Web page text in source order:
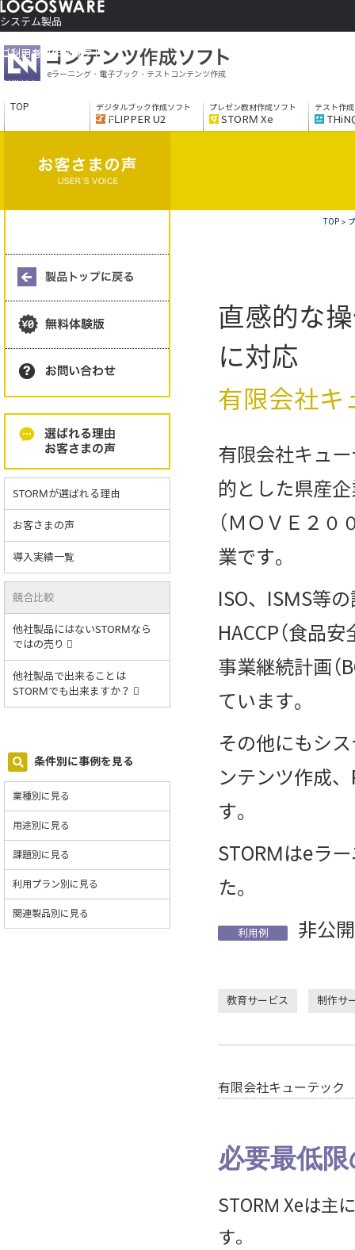
システム製品
コンテンツ作成ソフト
ソリューションサービス
ご利用者さま向け
eラーニング・電子ブック・テストコンテンツ作成
TOP デジタルブック作成ソフト
FLIPPER U2
プレゼン教材作成ソフト
STORM Xe
テスト作
TOP >
直感的な
に対応
有限会社キ
有限会社キュ
的とした県産
（ＭＯＶＥ２
業です。
ISO、ISMS等
HACCP（食品
事業継続計画（
ています。
その他にもシ
ンテンツ作成
す。
STORMはeラ
た。
利用例 非公開
教育サービス 制作サ
有限会社キューテック
必要最低
STORM Xeは主
す。
STORMが選ばれる理由
お客さまの声
導入実績一覧
競合比較
他社製品にはないSTORMなら
ではの売り
他社製品で出来ることは
STORMでも出来ますか？
条件別に事例を見る
業種別に見る
用途別に見る
課題別に見る
利用プラン別に見る
関連製品別に見る